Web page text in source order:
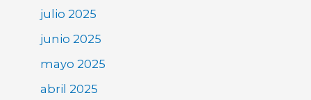
julio 2025
junio 2025
mayo 2025
abril 2025